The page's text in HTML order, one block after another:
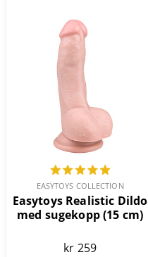
EASYTOYS COLLECTION
Easytoys Realistic Dildo
med sugekopp (15 cm)
kr 259